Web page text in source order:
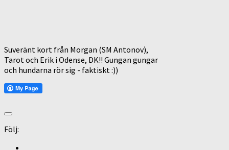
Suveränt kort från Morgan (SM Antonov),
Tarot och Erik i Odense, DK!! Gungan gungar
och hundarna rör sig - faktiskt :))
Följ: